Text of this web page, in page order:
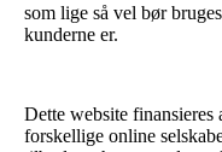
som lige så vel bør
kunderne er.
Dette website
forskellige online